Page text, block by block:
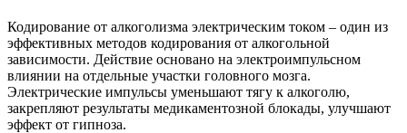
Кодирование от алкоголизма электрическим током – один из
эффективных методов кодирования от алкогольной
зависимости. Действие основано на электроимпульсном
влиянии на отдельные участки головного мозга.
Электрические импульсы уменьшают тягу к алкоголю,
закрепляют результаты медикаментозной блокады, улучшают
эффект от гипноза.